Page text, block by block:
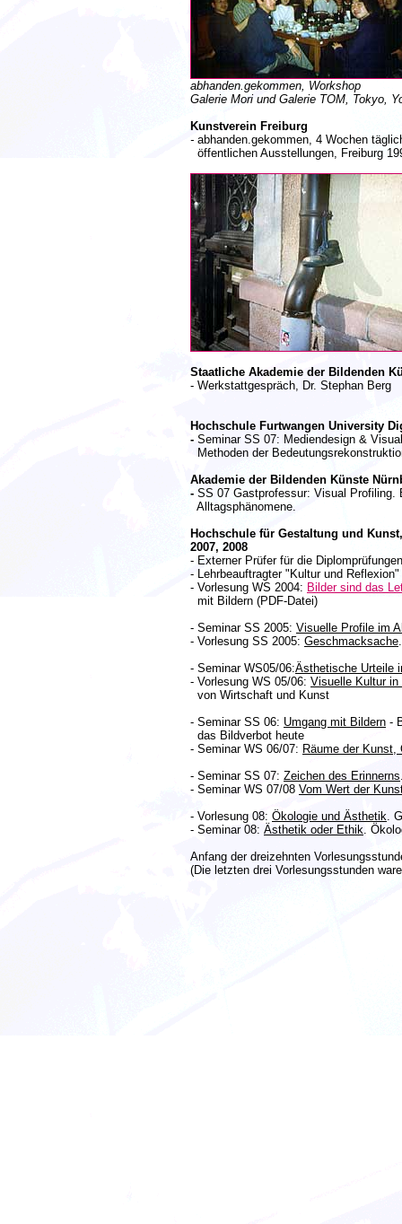
abhanden.gekommen, Workshop
Galerie Mori und Galerie TOM, Tokyo,
Kunstverein Freiburg
- abhanden.gekommen, 4 Wochen
öffentlichen Ausstellungen, Freiburg
Staatliche Akademie der Bildenden
- Werkstattgespräch, Dr. Stephan Berg
Hochschule Furtwangen University
- Seminar SS 07: Mediendesign &
Methoden der
Akademie der Bildenden Künste
- SS 07 Gastprofessur: Visual Profiling.
Alltagsphänomene.
Hochschule für Gestaltung und
2007, 2008
- Externer Prüfer für die
- Lehrbeauftragter "Kultur und Reflexion"
- Vorlesung WS 2004: Bilder sind das
mit Bildern (PDF-Datei)
- Seminar SS 2005: Visuelle Profile im
- Vorlesung SS 2005: Geschmacksache
- Seminar WS05/06:Ästhetische Urteile
- Vorlesung WS 05/06: Visuelle Kultur in
von Wirtschaft und Kunst
- Seminar SS 06: Umgang mit Bildern -
das Bildverbot heute
- Seminar WS 06/07: Räume der Kunst,
- Seminar SS 07: Zeichen des Erinnerns
- Seminar WS 07/08 Vom Wert der
- Vorlesung 08: Ökologie und Ästhetik.
- Seminar 08: Ästhetik oder Ethik.
Anfang der dreizehnten
(Die letzten drei Vorlesungsstunden